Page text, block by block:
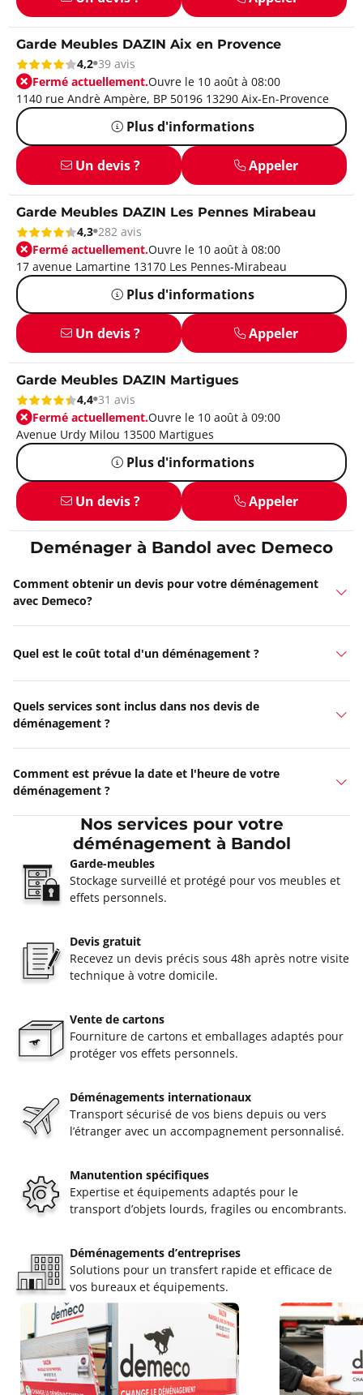
Garde Meubles DAZIN Aix en Provence
4,2 39 avis
Fermé actuellement.Ouvre le 10 août à 08:00
1140 rue Andrè Ampère, BP 50196 13290 Aix-En-Provence
Plus d'informations
Un devis ? Appeler
Garde Meubles DAZIN Les Pennes Mirabeau
4,3 282 avis
Fermé actuellement.Ouvre le 10 août à 08:00
17 avenue Lamartine 13170 Les Pennes-Mirabeau
Plus d'informations
Un devis ? Appeler
Garde Meubles DAZIN Martigues
4,4 31 avis
Fermé actuellement.Ouvre le 10 août à 09:00
Avenue Urdy Milou 13500 Martigues
Plus d'informations
Un devis ? Appeler
Deménager à Bandol avec Demeco
Comment obtenir un devis pour votre déménagement
avec Demeco?
Quel est le coût total d'un déménagement ?
Quels services sont inclus dans nos devis de
déménagement ?
Comment est prévue la date et l'heure de votre
déménagement ?
Nos services pour votre
déménagement à Bandol
Garde-meubles
Stockage surveillé et protégé pour vos meubles et
effets personnels.
Devis gratuit
Recevez un devis précis sous 48h après notre visite
technique à votre domicile.
Vente de cartons
Fourniture de cartons et emballages adaptés pour
protéger vos effets personnels.
Déménagements internationaux
Transport sécurisé de vos biens depuis ou vers
l’étranger avec un accompagnement personnalisé.
Manutention spécifiques
Expertise et équipements adaptés pour le
transport d’objets lourds, fragiles ou encombrants.
Déménagements d’entreprises
Solutions pour un transfert rapide et efficace de
vos bureaux et équipements.